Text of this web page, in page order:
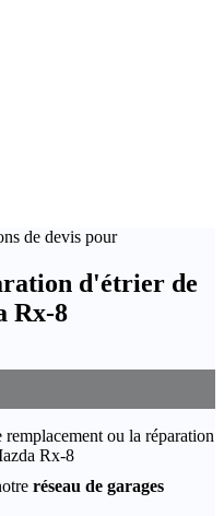
de devis pour
d'étrier de
Rx-8
remplacement ou la réparation
Rx-8
réseau de garages